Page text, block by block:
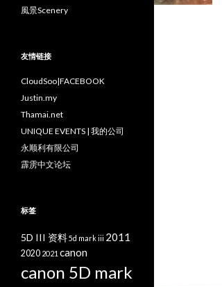
風景Scenery
友情链接
CloudSoo|FACEBOOK
Justin.my
Thamai.net
UNIQUE EVENTS | 我的公司
永顺利有限公司
霹雳中文论坛
标签
5D III 资料5d mark iii 2011
2020 2021 canon
canon 5D mark